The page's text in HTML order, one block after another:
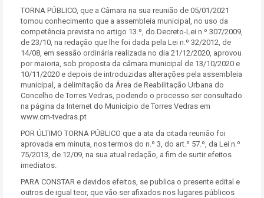
TORNA PÚBLICO, que a Câmara na sua reunião de 05/01/2021
tomou conhecimento que a assembleia municipal, no uso da
competência prevista no artigo 13.º, do Decreto-Lei n.º 307/2009,
de 23/10, na redação que lhe foi dada pela Lei n.º 32/2012, de
14/08, em sessão ordinária realizada no dia 21/12/2020, aprovou
por maioria, sob proposta da câmara municipal de 13/10/2020 e
10/11/2020 e depois de introduzidas alterações pela assembleia
municipal, a delimitação da Área de Reabilitação Urbana do
Concelho de Torres Vedras, podendo o processo ser consultado
na página da Internet do Município de Torres Vedras em
www.cm-tvedras.pt
POR ÚLTIMO TORNA PÚBLICO que a ata da citada reunião foi
aprovada em minuta, nos termos do n.º 3, do art.º 57.º, da Lei n.º
75/2013, de 12/09, na sua atual redação, a fim de surtir efeitos
imediatos.
PARA CONSTAR e devidos efeitos, se publica o presente edital e
outros de igual teor, que vão ser afixados nos lugares públicos